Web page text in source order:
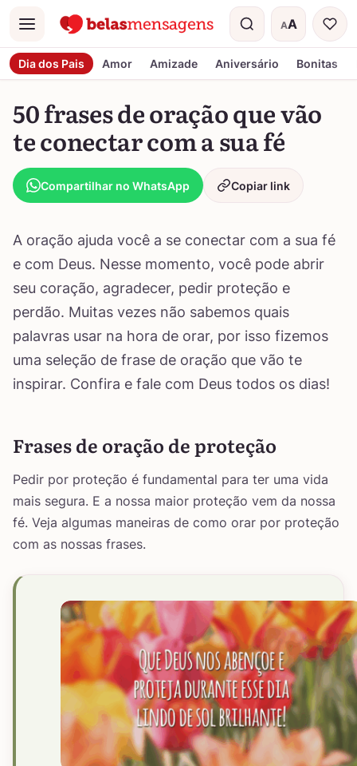
Menu AA
Tamanho do
Dia dos Pais Amor Amizade Aniversário Bonitas
50 frases de oração que vão
te conectar com a sua fé
Compartilhar no WhatsApp Copiar link
A oração ajuda você a se conectar com a sua fé
e com Deus. Nesse momento, você pode abrir
seu coração, agradecer, pedir proteção e
perdão. Muitas vezes não sabemos quais
palavras usar na hora de orar, por isso fizemos
uma seleção de frase de oração que vão te
inspirar. Confira e fale com Deus todos os dias!
Frases de oração de proteção
Pedir por proteção é fundamental para ter uma vida
mais segura. E a nossa maior proteção vem da nossa
fé. Veja algumas maneiras de como orar por proteção
com as nossas frases.